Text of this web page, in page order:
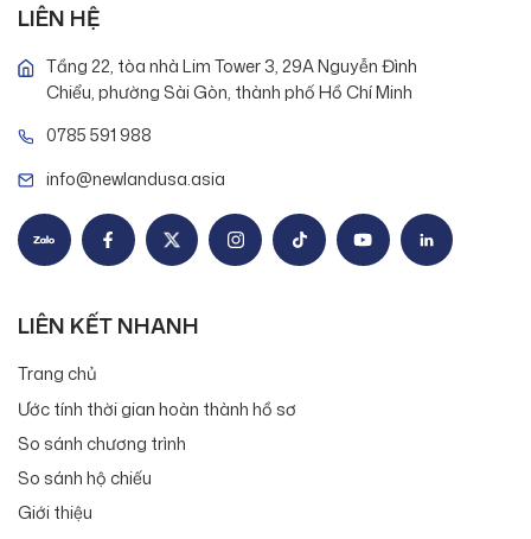
LIÊN HỆ
Tầng 22, tòa nhà Lim Tower 3, 29A Nguyễn Đình
Chiểu, phường Sài Gòn, thành phố Hồ Chí Minh
0785 591 988
info@newlandusa.asia
LIÊN KẾT NHANH
Trang chủ
Ước tính thời gian hoàn thành hồ sơ
So sánh chương trình
So sánh hộ chiếu
Giới thiệu